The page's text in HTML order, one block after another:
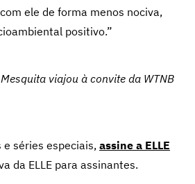
ele de forma menos nociva,
positivo.”
viajou à convite da WTNB
séries especiais, assine a ELLE
da ELLE para assinantes.